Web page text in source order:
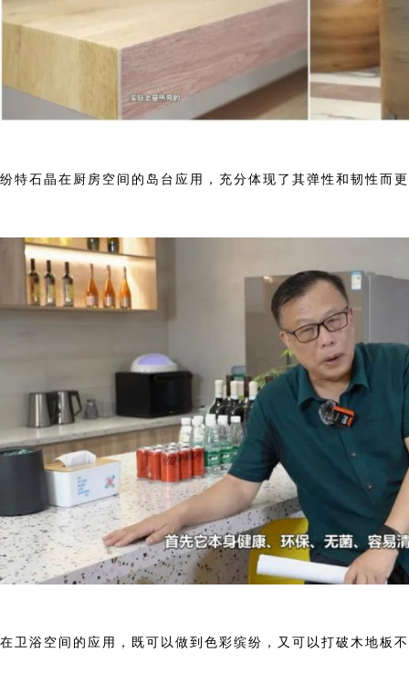
纷特石晶在厨房空间的岛台应用，充分体现了其弹性和韧性而
在卫浴空间的应用，既可以做到色彩缤纷，又可以打破木地板